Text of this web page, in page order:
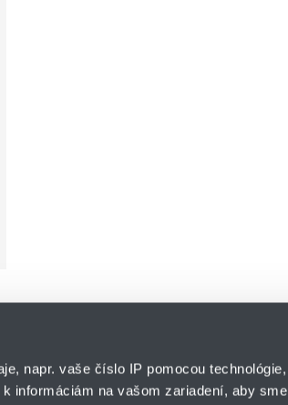
napr. vaše číslo IP pomocou technológie,
informáciám na vašom zariadení, aby sme